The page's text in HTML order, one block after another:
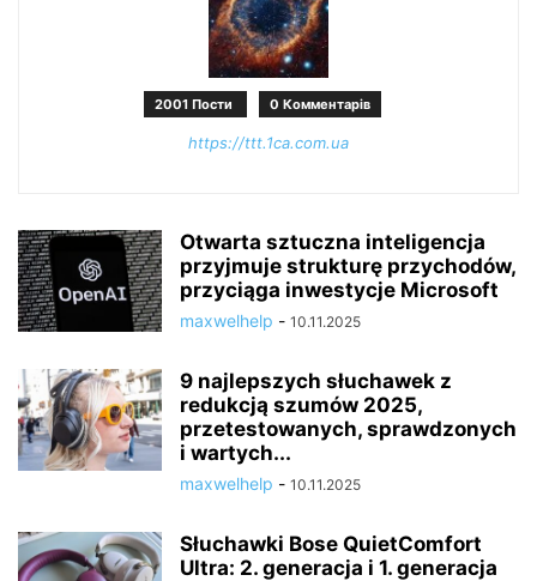
2001 Пости 0 Комментарів
https://ttt.1ca.com.ua
Otwarta sztuczna inteligencja
przyjmuje strukturę przychodów,
przyciąga inwestycje Microsoft
maxwelhelp - 10.11.2025
9 najlepszych słuchawek z
redukcją szumów 2025,
przetestowanych, sprawdzonych
i wartych...
maxwelhelp - 10.11.2025
Słuchawki Bose QuietComfort
Ultra: 2. generacja i 1. generacja